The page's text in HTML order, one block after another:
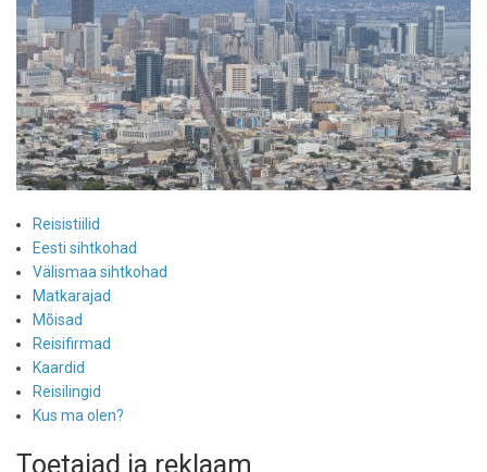
Reisistiilid
Eesti sihtkohad
Välismaa sihtkohad
Matkarajad
Mõisad
Reisifirmad
Kaardid
Reisilingid
Kus ma olen?
Toetajad ja reklaam